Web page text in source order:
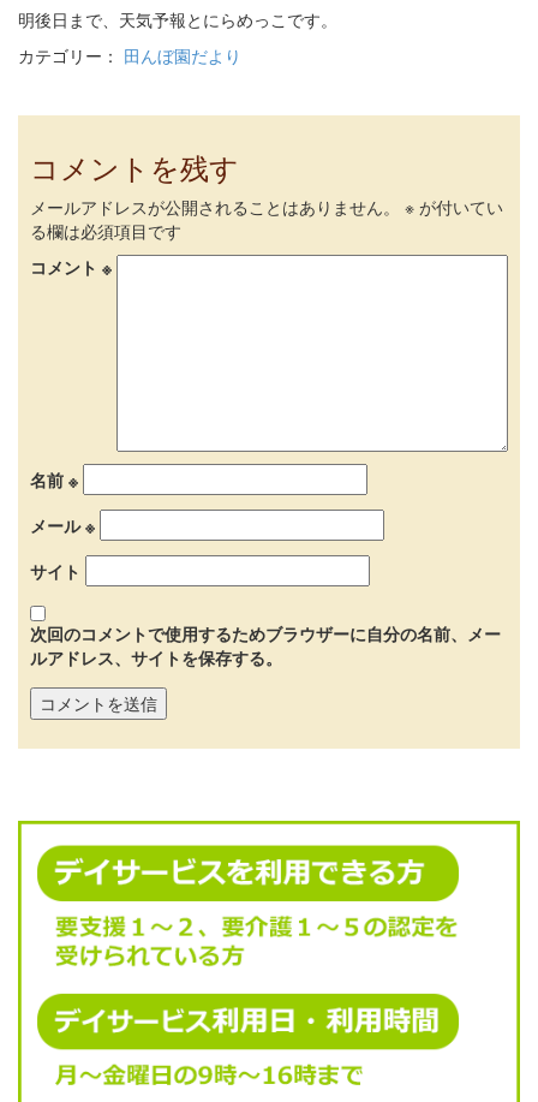
明後日まで、天気予報とにらめっこです。
カテゴリー： 田んぼ園だより
コメントを残す
メールアドレスが公開されることはありません。 ※ が付いてい
る欄は必須項目です
コメント ※
名前 ※
メール※
サイト
次回のコメントで使用するためブラウザーに自分の名前、メー
ルアドレス、サイトを保存する。